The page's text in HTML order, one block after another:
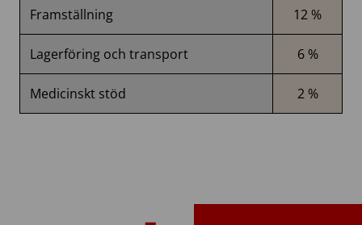
Framställning 12 %
Lagerföring och transport 6 %
Medicinskt stöd 2 %